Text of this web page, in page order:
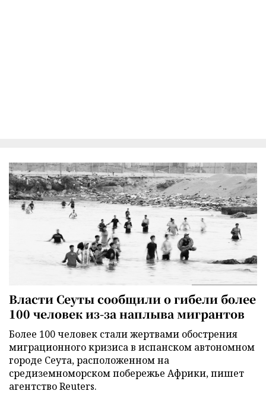
Власти Сеуты сообщили о гибели более
100 человек из-за наплыва мигрантов
Более 100 человек стали жертвами обострения
миграционного кризиса в испанском автономном
городе Сеута, расположенном на
средиземноморском побережье Африки, пишет
агентство Reuters.